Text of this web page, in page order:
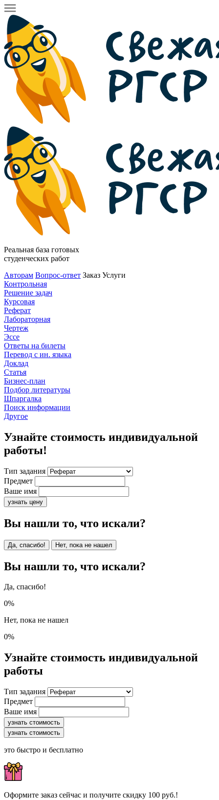
Реальная база готовых
студенческих работ
Авторам Вопрос-ответ Заказ Услуги
Контрольная
Решение задач
Курсовая
Реферат
Лабораторная
Чертеж
Эссе
Ответы на билеты
Перевод с ин. языка
Доклад
Статья
Бизнес-план
Подбор литературы
Шпаргалка
Поиск информации
Другое
Узнайте стоимость индивидуальной
работы!
Тип задания
Предмет
Ваше имя
узнать цену
Вы нашли то, что искали?
Да, спасибо! Нет, пока не нашел
Вы нашли то, что искали?
Да, спасибо!
0%
Нет, пока не нашел
0%
Узнайте стоимость индивидуальной
работы
Тип задания
Предмет
Ваше имя
узнать стоимость
узнать стоимость
это быстро и бесплатно
Оформите заказ сейчас и получите скидку 100 руб.!